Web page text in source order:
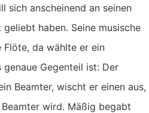
sich anscheinend an seinen
haben. Seine musische
da wählte er ein
Gegenteil ist: Der
Beamter, wischt er einen aus,
wird. Mäßig begabt